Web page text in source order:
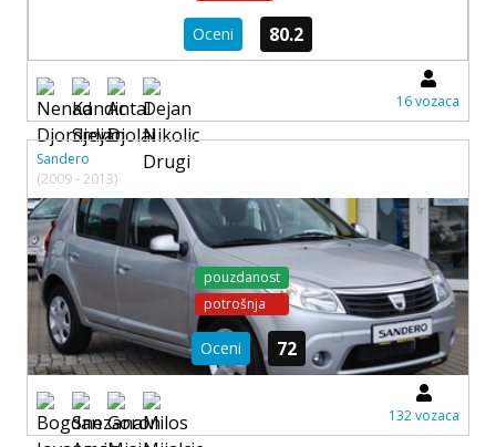
Oceni 80.2
16 vozaca
Sandero
(2009 - 2013)
pouzdanost
potrošnja
Oceni 72
132 vozaca